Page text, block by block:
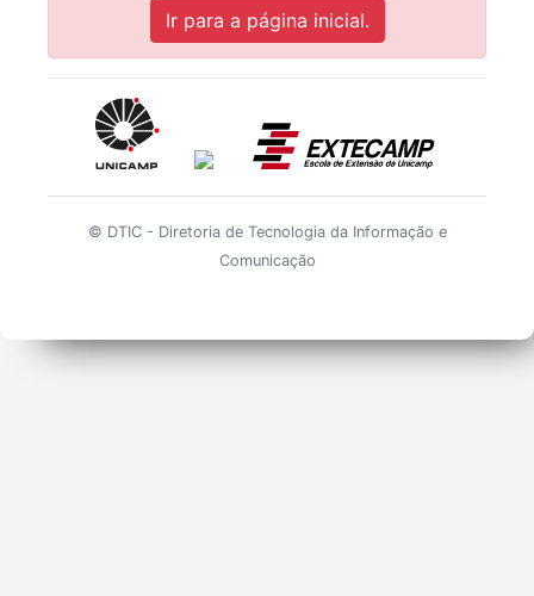
Ir para a página inicial.
© DTIC - Diretoria de Tecnologia da Informação e
Comunicação